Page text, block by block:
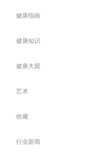
健康指南
健康知识
健康大观
艺术
收藏
行业新闻